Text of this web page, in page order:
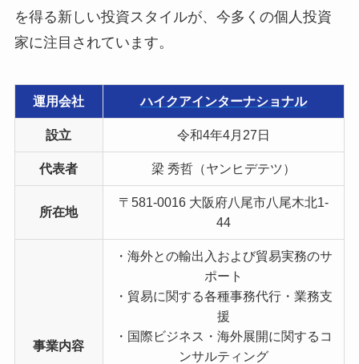
を得る新しい投資スタイルが、今多くの個人投資
家に注目されています。
運用会社 ハイクアインターナショナル
設立 令和4年4月27日
代表者 梁 秀哲（ヤンヒデテツ）
所在地
〒581-0016 大阪府八尾市八尾木北1-
44
事業内容
・海外との輸出入および貿易実務のサ
ポート
・貿易に関する各種事務代行・業務支
援
・国際ビジネス・海外展開に関するコ
ンサルティング